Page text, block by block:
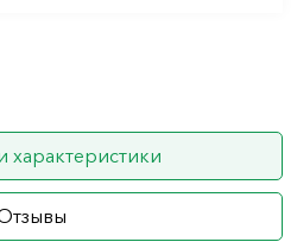
характеристики